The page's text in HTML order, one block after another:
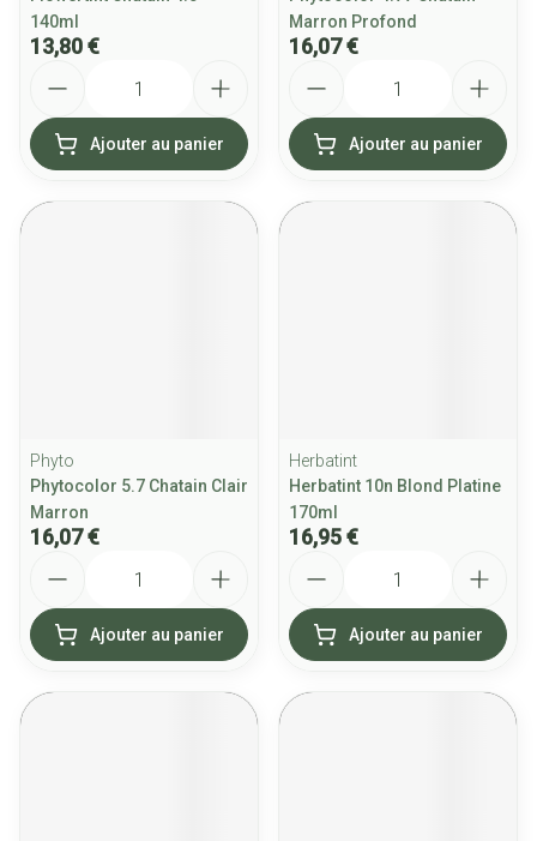
140ml
13,80 €
Ajouter au panier
Marron Profond
16,07 €
Ajouter au panier
Phyto
Phytocolor 5.7 Chatain Clair
Marron
16,07 €
Ajouter au panier
Herbatint
Herbatint 10n Blond Platine
170ml
16,95 €
Ajouter au panier